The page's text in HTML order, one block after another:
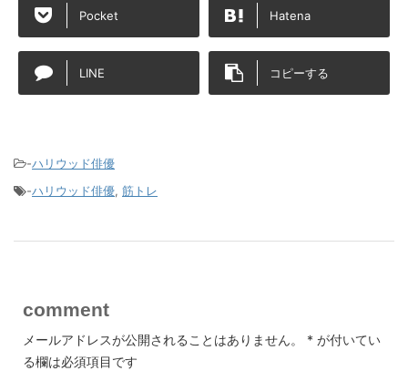
Pocket Hatena
LINE コピーする
-ハリウッド俳優
-ハリウッド俳優, 筋トレ
comment
メールアドレスが公開されることはありません。 * が付いてい
る欄は必須項目です